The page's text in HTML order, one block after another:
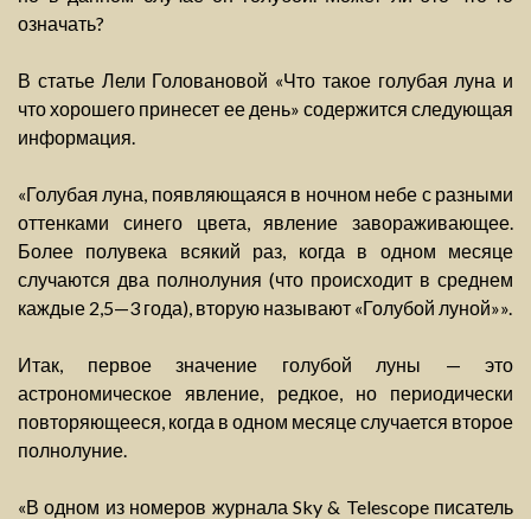
означать?
В статье Лели Головановой «Что такое голубая луна и
что хорошего принесет ее день» содержится следующая
информация.
«Голубая луна, появляющаяся в ночном небе с разными
оттенками синего цвета, явление завораживающее.
Более полувека всякий раз, когда в одном месяце
случаются два полнолуния (что происходит в среднем
каждые 2,5—3 года), вторую называют «Голубой луной»».
Итак, первое значение голубой луны — это
астрономическое явление, редкое, но периодически
повторяющееся, когда в одном месяце случается второе
полнолуние.
«В одном из номеров журнала Sky & Telescope писатель